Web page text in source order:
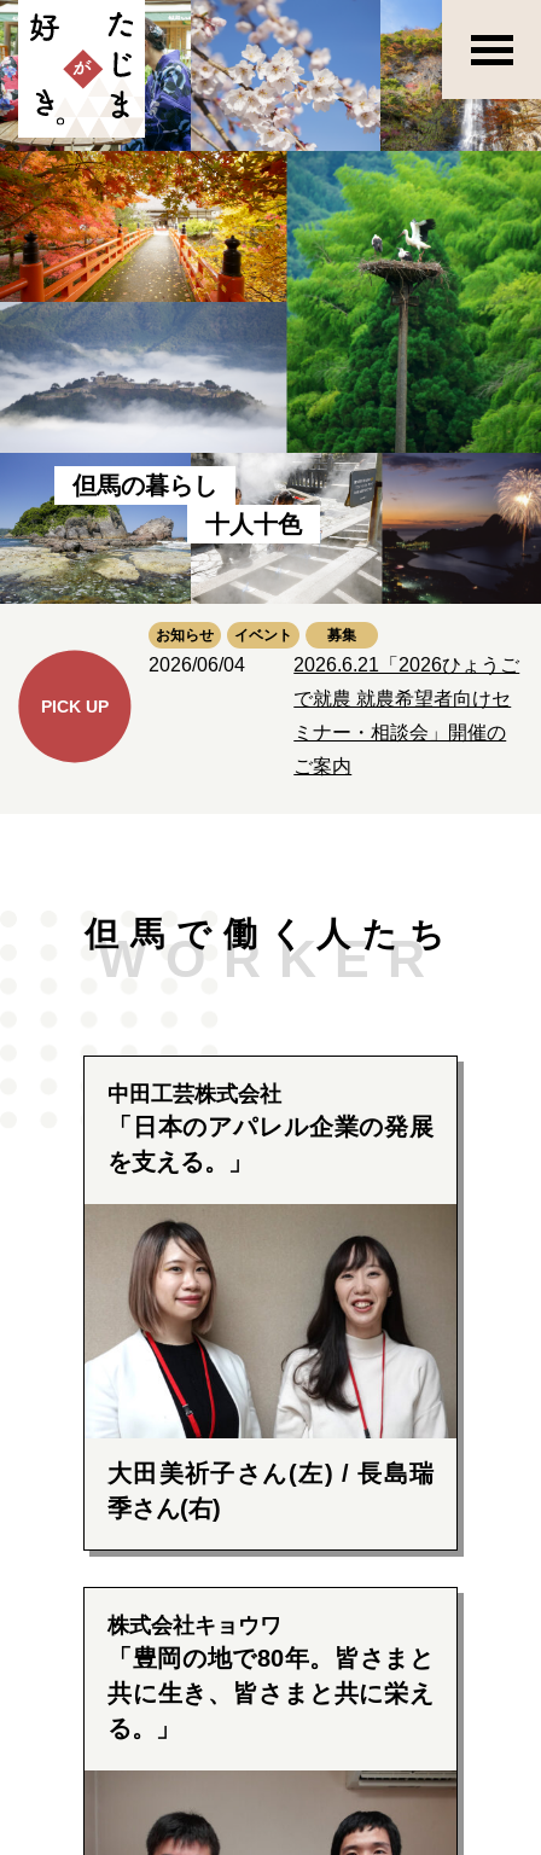
但馬の暮らし
十人十色
PICK UP
2026/06/04
お知らせ イベント 募集
2026.6.21「2026ひょうご
で就農 就農希望者向けセ
ミナー・相談会」開催の
ご案内
但馬で働く人たち
WORKER
中田工芸株式会社
日本のアパレル企業の発展
を支える。
大田美祈子さん(左) / 長島瑞
季さん(右)
株式会社キョウワ
豊岡の地で80年。皆さまと
共に生き、皆さまと共に栄え
る。